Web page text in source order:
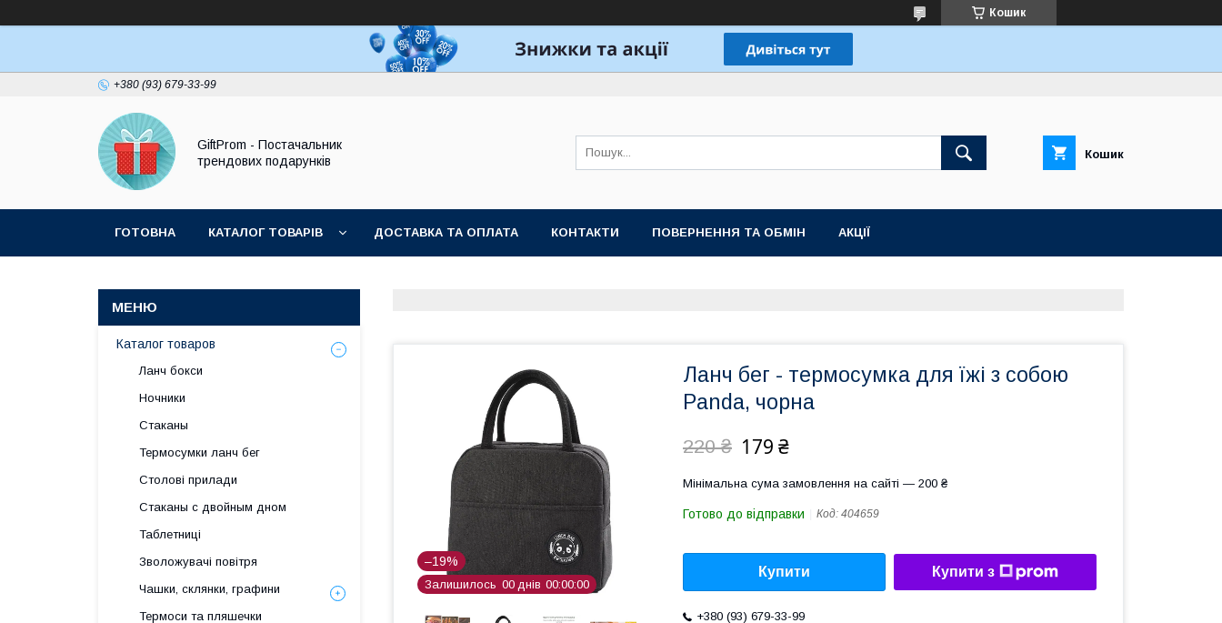
Кошик
+380 (93) 679-33-99
GiftProm - Постачальник
трендових подарунків
Кошик
ГОТОВНА КАТАЛОГ ТОВАРІВ ДОСТАВКА ТА ОПЛАТА КОНТАКТИ ПОВЕРНЕННЯ ТА ОБМІН АКЦІЇ
–19%
Залишилось 00 днів 00 00 00
Ланч бег - термосумка для їжі з собою
Panda, чорна
220 ₴ 179 ₴
Мінімальна сума замовлення на сайті — 200 ₴
Готово до відправки Код: 404659
Купити Купити з
+380 (93) 679-33-99
Каталог товаров
Ланч бокси
Ночники
Стаканы
Термосумки ланч бег
Столові прилади
Стаканы с двойным дном
Таблетниці
Зволожувачі повітря
Чашки, склянки, графини
Термоси та пляшечки